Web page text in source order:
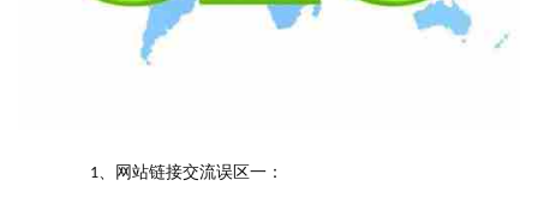
1、网站链接交流误区一：